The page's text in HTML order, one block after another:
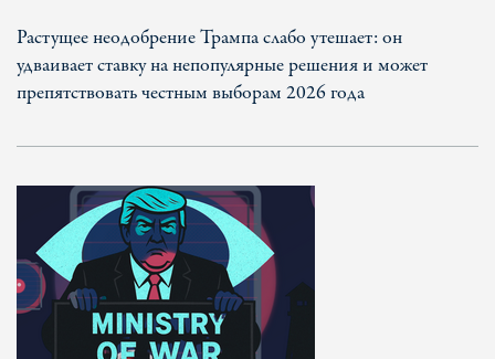
Растущее неодобрение Трампа слабо утешает: он
удваивает ставку на непопулярные решения и может
препятствовать честным выборам 2026 года